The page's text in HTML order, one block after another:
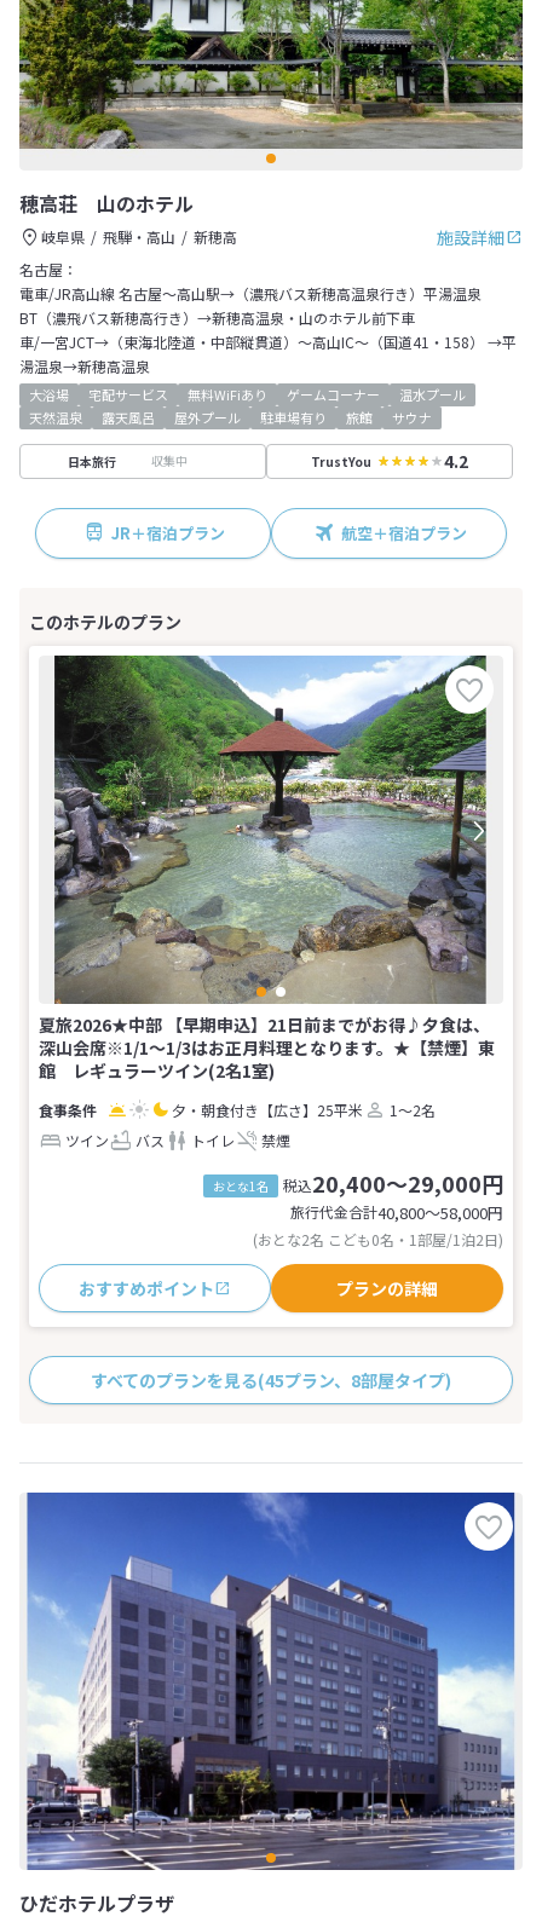
穂高荘 山のホテル
施設詳細
岐阜県 飛騨・高山
新穂高
名古屋：
電車/JR高山線 名古屋～高山駅→（濃飛バス新穂高温泉行き）平湯温泉
BT（濃飛バス新穂高行き）→新穂高温泉・山のホテル前下車
車/一宮JCT→（東海北陸道・中部縦貫道）～高山IC～（国道41・158） →平
湯温泉→新穂高温泉
大浴場 宅配サービス 無料WiFiあり ゲームコーナー
温水プール
天然温泉
露天風呂 屋外プール 駐車場有り 旅館 サウナ
日本旅行 収集中 TrustYou 4.2
JR＋宿泊プラン 航空＋宿泊プラン
夏旅2026★中部 【早期申込】21日前までがお得♪夕食は、
深山会席※1/1～1/3はお正月料理となります。★【禁煙】東
館 レギュラーツイン(2名1室)
夕・朝食付き 【広さ】25平米
1～2名
ツイン
バス トイレ 禁煙
おとな1名 税込20,400～29,000円
旅行代金合計40,800〜58,000円
(おとな2名 こども0名・1部屋/1泊2日)
おすすめポイント プランの詳細
すべてのプランを見る(45プラン、8部屋タイプ)
ひだホテルプラザ